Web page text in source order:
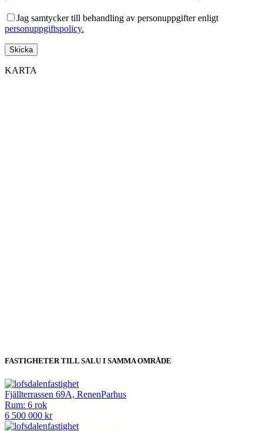
Jag samtycker till behandling av personuppgifter enligt
personuppgiftspolicy.
KARTA
FASTIGHETER TILL SALU I SAMMA OMRÅDE
Fjällterrassen 69A, RenenParhus
Rum: 6 rok
6 500 000 kr